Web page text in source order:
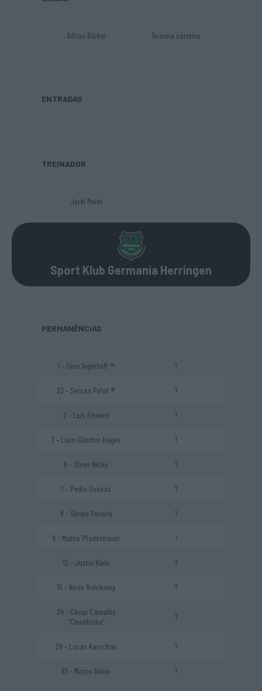
Adrian Börkei Termina carreira
ENTRADAS
TREINADOR
Jordi Molet
Sport Klub Germania Herringen
PERMANÊNCIAS
1 – Timo Tegethoff ® ?
23 – Sercan Polat ® ?
2 – Luis Emmert ?
3 – Liam-Günther Hages ?
6 – Oliver Nicke ?
7 – Pedro Queirós ?
8 – Sérgio Pereira ?
9 – Mattis Pfadenhauer ?
13 – Justin Klein ?
15 – Kevin Rohrkamp ?
24 – César Carvalho
“Chumbinho”
?
29 – Lucas Karschau ?
87 – Marco Aleixo ?